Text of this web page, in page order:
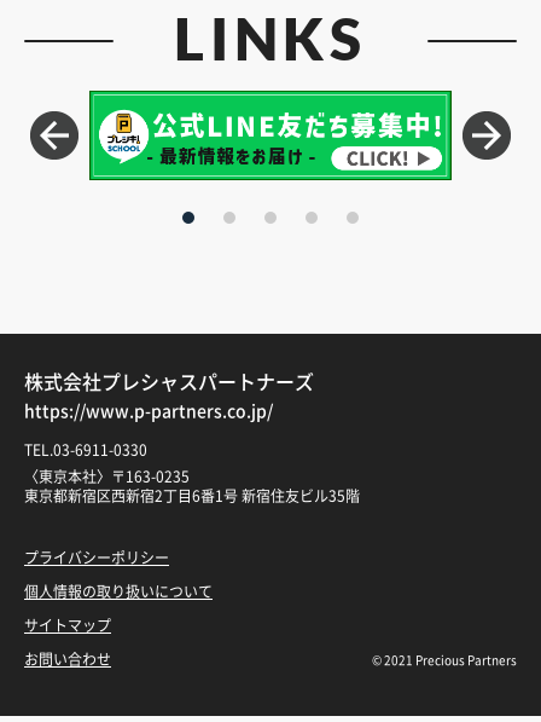
LINKS
株式会社プレシャスパートナーズ
https://www.p-partners.co.jp/
TEL.03-6911-0330
〈東京本社〉〒163-0235
東京都新宿区西新宿2丁目6番1号 新宿住友ビル35階
プライバシーポリシー
個人情報の取り扱いについて
サイトマップ
お問い合わせ © 2021 Precious Partners